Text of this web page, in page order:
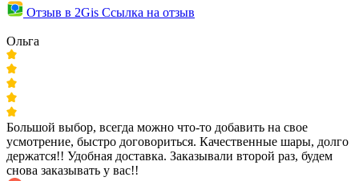
Отзыв в 2Gis Ссылка на отзыв
Ольга
Большой выбор, всегда можно что-то добавить на свое
усмотрение, быстро договориться. Качественные шары, долго
держатся!! Удобная доставка. Заказывали второй раз, будем
снова заказывать у вас!!